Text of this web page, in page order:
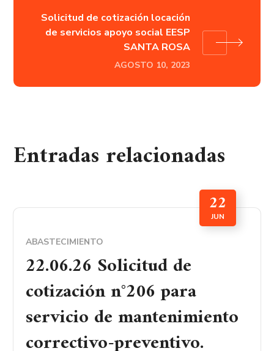
Solicitud de cotización locación
de servicios apoyo social EESP
SANTA ROSA
AGOSTO 10, 2023
Entradas relacionadas
22
JUN
ABASTECIMIENTO
22.06.26 Solicitud de
cotización n°206 para
servicio de mantenimiento
correctivo-preventivo.